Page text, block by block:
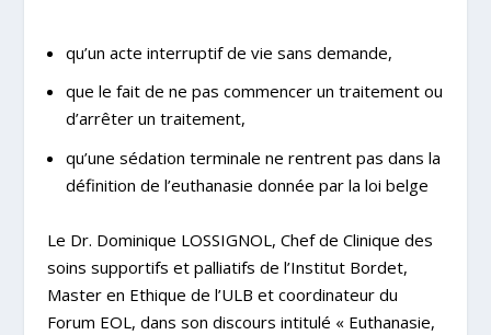
qu’un acte interruptif de vie sans demande,
que le fait de ne pas commencer un traitement ou
d’arrêter un traitement,
qu’une sédation terminale ne rentrent pas dans la
définition de l’euthanasie donnée par la loi belge
Le Dr. Dominique LOSSIGNOL, Chef de Clinique des
soins supportifs et palliatifs de l’Institut Bordet,
Master en Ethique de l’ULB et coordinateur du
Forum EOL, dans son discours intitulé « Euthanasie,